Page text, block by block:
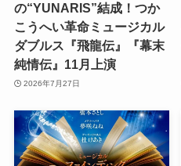
の“YUNARIS”結成！つか
こうへい革命ミュージカル
ダブルス『飛龍伝』『幕末
純情伝』11月上演
2026年7月27日